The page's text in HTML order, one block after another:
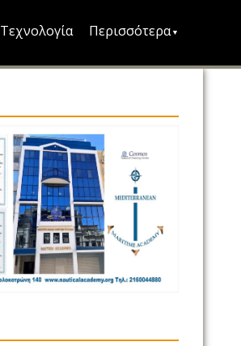
Τεχνολογία Περισσότερα